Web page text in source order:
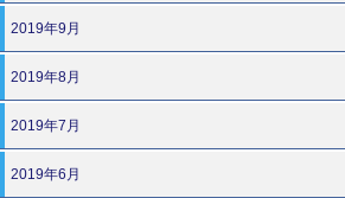
2019年9月
2019年8月
2019年7月
2019年6月